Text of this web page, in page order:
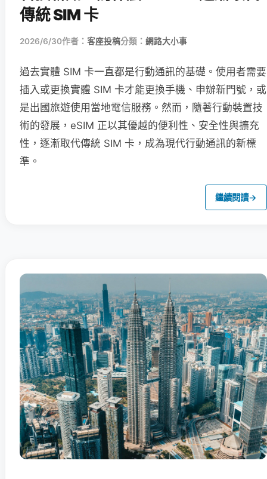
傳統 SIM 卡
2026/6/30作者： 客座投稿分類： 網路大小事
過去實體 SIM 卡一直都是行動通訊的基礎。使用者需要
插入或更換實體 SIM 卡才能更換手機、申辦新門號，或
是出國旅遊使用當地電信服務。然而，隨著行動裝置技
術的發展，eSIM 正以其優越的便利性、安全性與擴充
性，逐漸取代傳統 SIM 卡，成為現代行動通訊的新標
準。
繼續閱讀→